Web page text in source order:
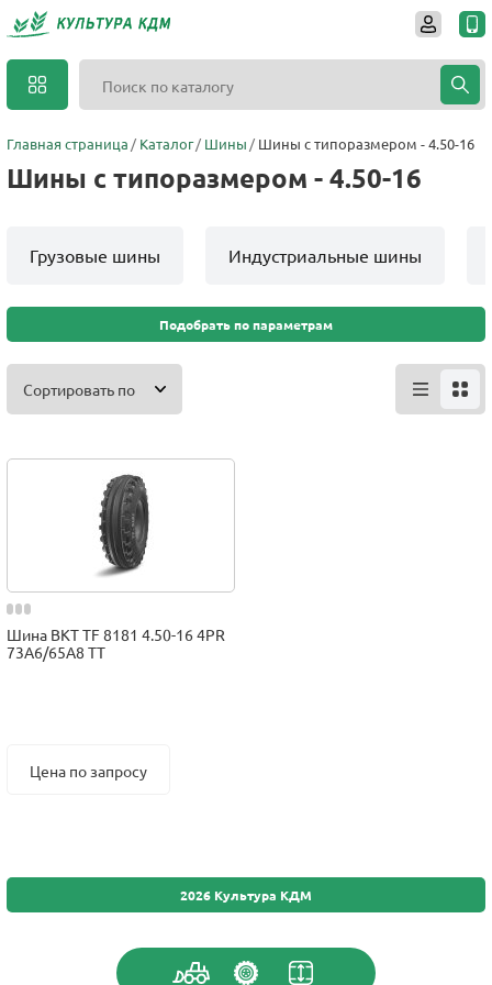
Главная страница Каталог Шины Шины с типоразмером - 4.50-16
Шины с типоразмером - 4.50-16
Грузовые шины Индустриальные шины
Подобрать по параметрам
Сортировать по
Шина BKT TF 8181 4.50-16 4PR
73A6/65A8 TT
Цена по запросу
2026 Культура КДМ